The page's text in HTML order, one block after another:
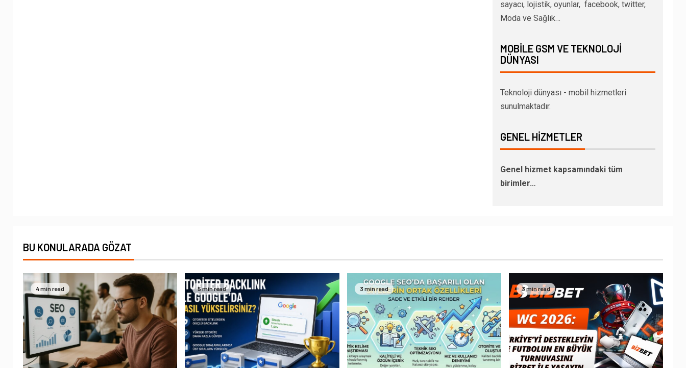
sayacı, lojistik, oyunlar, facebook, twitter,
Moda ve Sağlık…
MOBILE GSM VE TEKNOLOJI
DÜNYASI
Teknoloji dünyası - mobil hizmetleri
sunulmaktadır.
GENEL HIZMETLER
Genel hizmet kapsamındaki tüm
birimler…
BU KONULARADA GÖZAT
4 min read 5 min read 3 min read 3 min read